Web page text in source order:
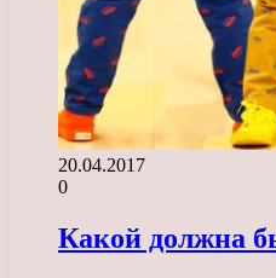
20.04.2017
0
Какой должна